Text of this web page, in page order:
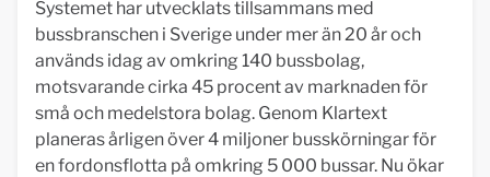
Systemet har utvecklats tillsammans med
bussbranschen i Sverige under mer än 20 år och
används idag av omkring 140 bussbolag,
motsvarande cirka 45 procent av marknaden för
små och medelstora bolag. Genom Klartext
planeras årligen över 4 miljoner busskörningar för
en fordonsflotta på omkring 5 000 bussar. Nu ökar